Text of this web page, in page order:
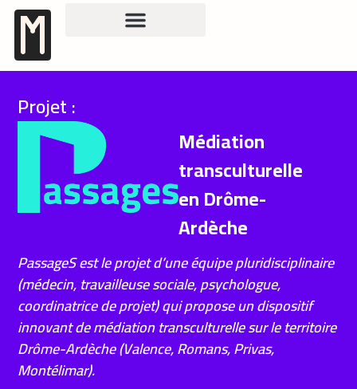
principal
Projet :
Médiation
transculturelle
en Drôme-
Ardèche
PassageS est le projet d’une équipe pluridisciplinaire
(médecin, travailleuse sociale, psychologue,
coordinatrice de projet) qui propose un dispositif
innovant de médiation transculturelle sur le territoire
Drôme-Ardèche (Valence, Romans, Privas,
Montélimar).